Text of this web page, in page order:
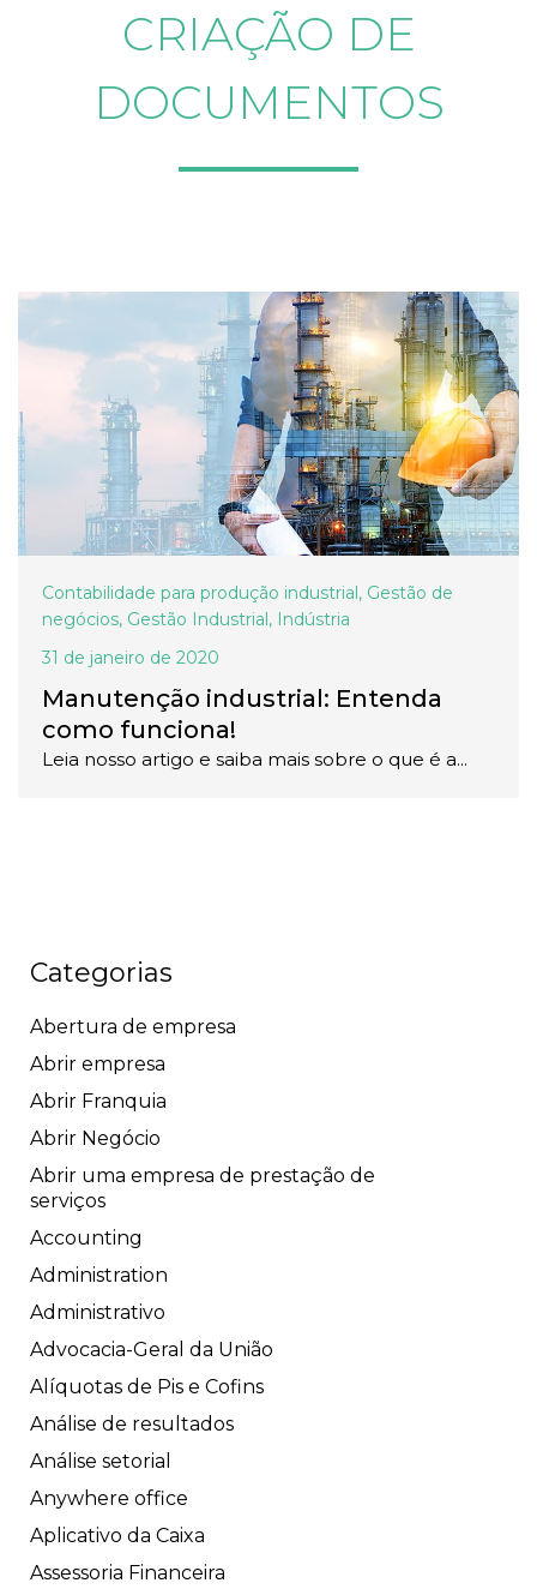
CRIAÇÃO DE
DOCUMENTOS
Contabilidade para produção industrial , Gestão de
negócios, Gestão Industrial , Indústria
31 de janeiro de 2020
Manutenção industrial: Entenda
como funciona!
Leia nosso artigo e saiba mais sobre o que é a...
Categorias
Abertura de empresa
Abrir empresa
Abrir Franquia
Abrir Negócio
Abrir uma empresa de prestação de
serviços
Accounting
Administration
Administrativo
Advocacia-Geral da União
Alíquotas de Pis e Cofins
Análise de resultados
Análise setorial
Anywhere office
Aplicativo da Caixa
Assessoria Financeira